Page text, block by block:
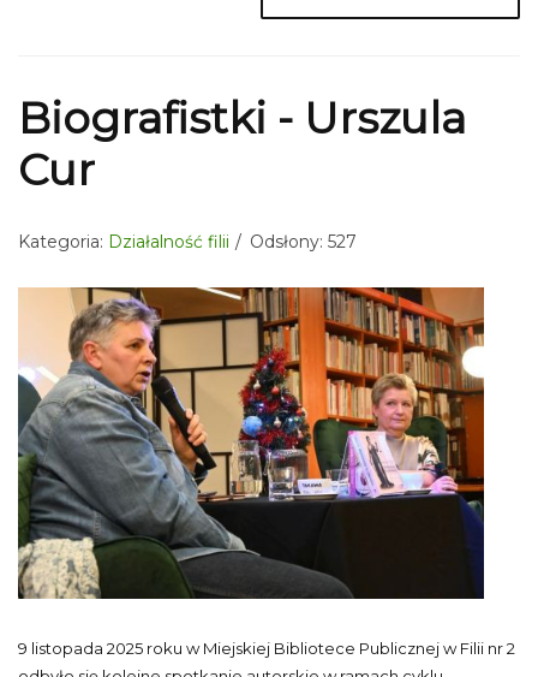
Biografistki - Urszula
Cur
Kategoria: Działalność filii Odsłony: 527
9 listopada 2025 roku w Miejskiej Bibliotece Publicznej w Filii nr 2